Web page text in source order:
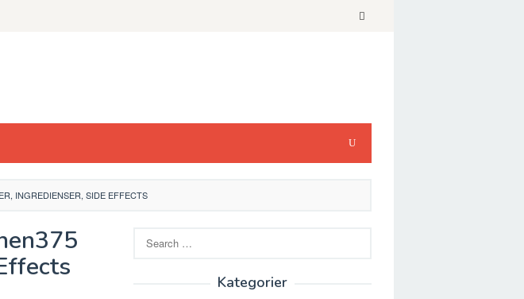
INGREDIENSER, SIDE EFFECTS
for:
Kategorier